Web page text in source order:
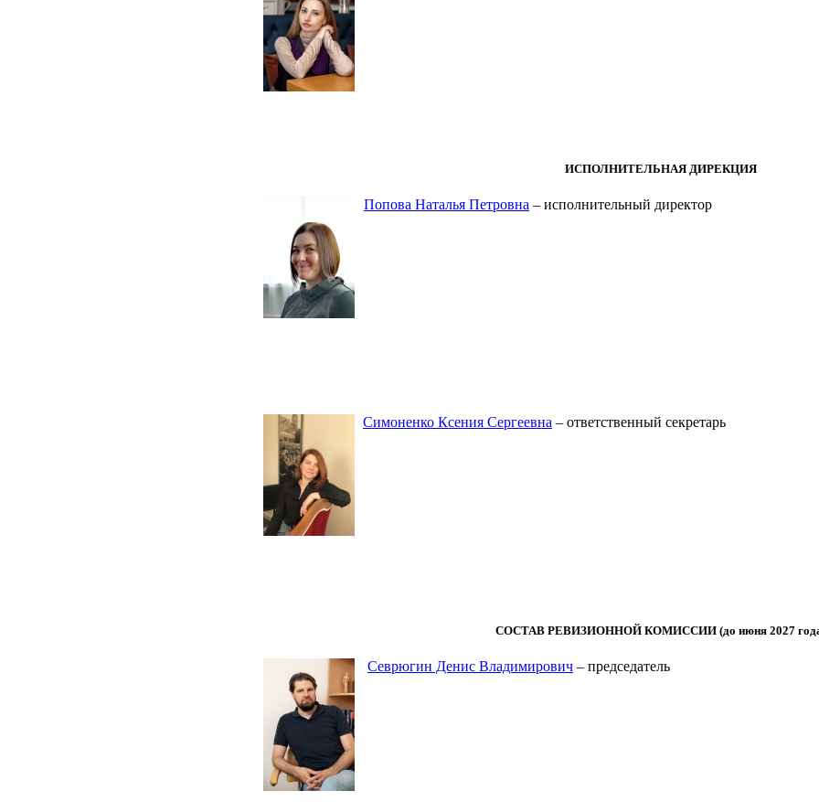
ИСПОЛНИТЕЛЬНАЯ ДИРЕКЦИЯ
Попова Наталья Петровна – исполнительный директор
Симоненко Ксения Сергеевна – ответственный секретарь
СОСТАВ РЕВИЗИОННОЙ КОМИССИИ (до июня 2027
Севрюгин Денис Владимирович – председатель